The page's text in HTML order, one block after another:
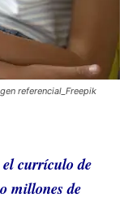
referencial_Freepik
currículo de
millones de